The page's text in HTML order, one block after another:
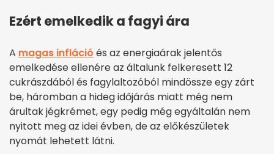
Ezért emelkedik a fagyi ára
A magas infláció és az energiaárak jelentős
emelkedése ellenére az általunk felkeresett 12
cukrászdából és fagylaltozóból mindössze egy zárt
be, háromban a hideg időjárás miatt még nem
árultak jégkrémet, egy pedig még egyáltalán nem
nyitott meg az idei évben, de az előkészületek
nyomát lehetett látni.